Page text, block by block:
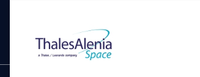
PDF